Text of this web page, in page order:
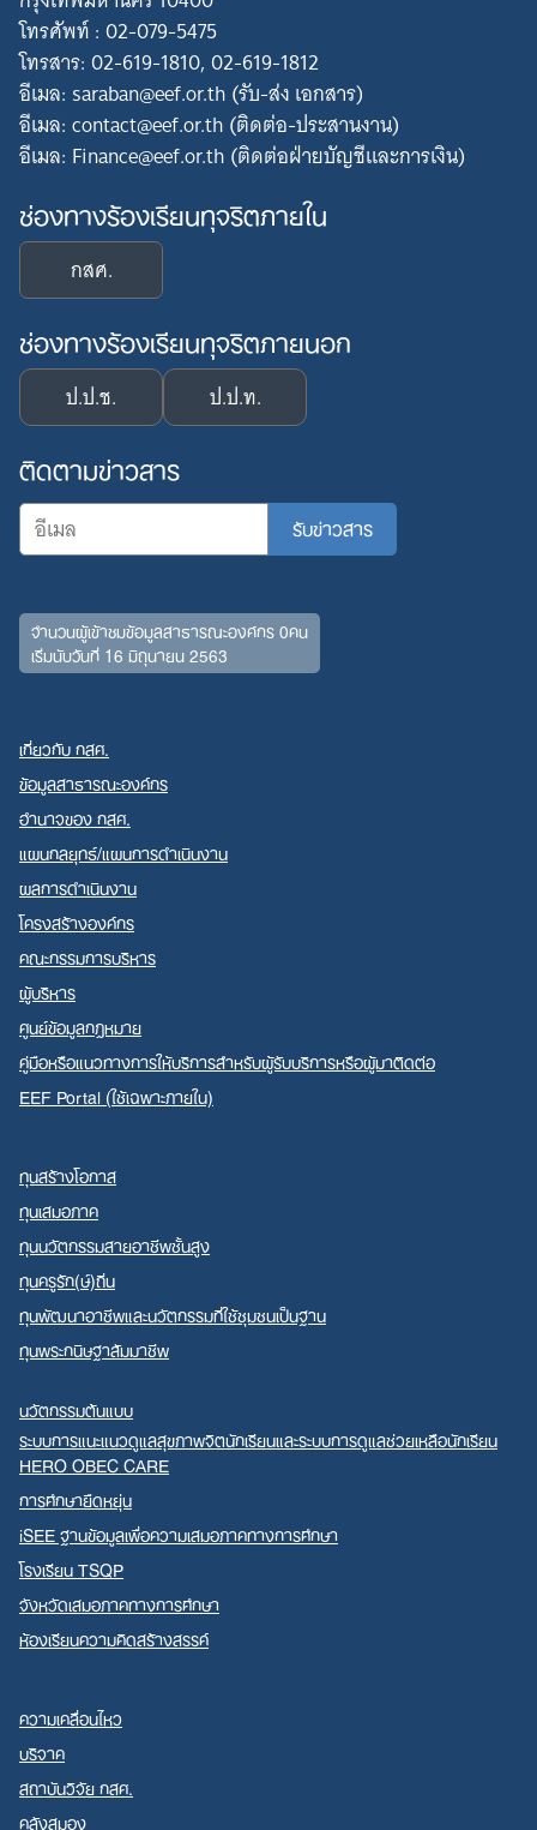
Search
for:
โทรศัพท์ : 02-079-5475
โทรสาร: 02-619-1810, 02-619-1812
อีเมล: saraban@eef.or.th (รับ-ส่ง เอกสาร)
อีเมล: contact@eef.or.th (ติดต่อ-ประสานงาน)
อีเมล: Finance@eef.or.th (ติดต่อฝ่ายบัญชีและการเงิน)
ช่องทางร้องเรียนทุจริตภายใน
กสศ.
ช่องทางร้องเรียนทุจริตภายนอก
ป.ป.ช. ป.ป.ท.
ติดตามข่าวสาร
จำนวนผู้เข้าชมข้อมูลสาธารณะองค์กร 0คน
เริ่มนับวันที่ 16 มิถุนายน 2563
เกี่ยวกับ กสศ.
ข้อมูลสาธารณะองค์กร
อำนาจของ กสศ.
แผนกลยุทธ์/แผนการดำเนินงาน
ผลการดำเนินงาน
โครงสร้างองค์กร
คณะกรรมการบริหาร
ผู้บริหาร
ศูนย์ข้อมูลกฎหมาย
คู่มือหรือแนวทางการให้บริการสำหรับผู้รับบริการหรือผู้มาติดต่อ
EEF Portal (ใช้เฉพาะภายใน)
ทุนสร้างโอกาส
ทุนเสมอภาค
ทุนนวัตกรรมสายอาชีพชั้นสูง
ทุนครูรัก(ษ์)ถิ่น
ทุนพัฒนาอาชีพและนวัตกรรมที่ใช้ชุมชนเป็นฐาน
ทุนพระกนิษฐาสัมมาชีพ
นวัตกรรมต้นแบบ
ระบบการแนะแนวดูแลสุขภาพจิตนักเรียนและระบบการดูแลช่วยเหลือนักเรียน
HERO OBEC CARE
การศึกษายืดหยุ่น
iSEE ฐานข้อมูลเพื่อความเสมอภาคทางการศึกษา
โรงเรียน TSQP
จังหวัดเสมอภาคทางการศึกษา
ห้องเรียนความคิดสร้างสรรค์
ความเคลื่อนไหว
บริจาค
สถาบันวิจัย กสศ.
คลังสมอง